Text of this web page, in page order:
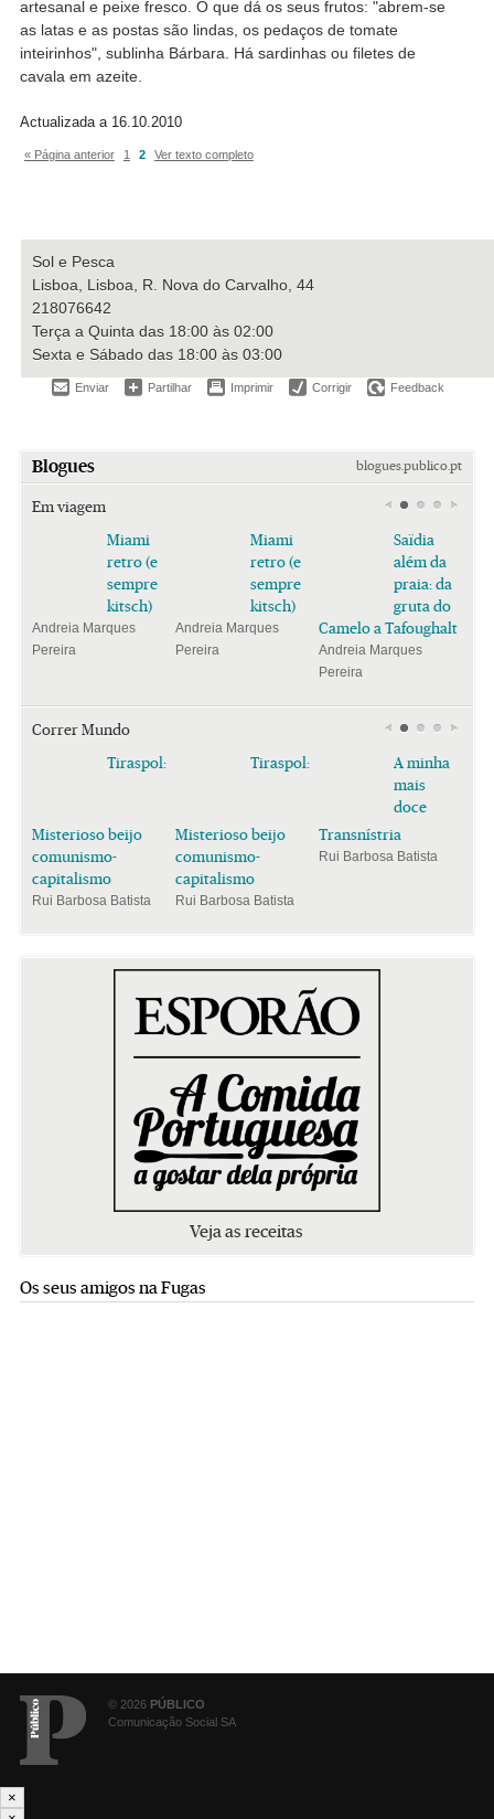
artesanal e peixe fresco. O que dá os seus frutos: "abrem-se
as latas e as postas são lindas, os pedaços de tomate
inteirinhos", sublinha Bárbara. Há sardinhas ou filetes de
cavala em azeite.
Actualizada a 16.10.2010
« Página anterior 1 2 Ver texto completo
Sol e Pesca
Lisboa, Lisboa, R. Nova do Carvalho, 44
218076642
Terça a Quinta das 18:00 às 02:00
Sexta e Sábado das 18:00 às 03:00
Enviar Partilhar Imprimir Corrigir Feedback
Blogues blogues.publico.pt
Em viagem
Miami
retro (e
sempre
kitsch)
Andreia Marques
Pereira
Miami
retro (e
sempre
kitsch)
Andreia Marques
Pereira
Saïdia
além da
praia: da
gruta do
Camelo a Tafoughalt
Andreia Marques
Pereira
Correr Mundo
Tiraspol:
Misterioso beijo
comunismo-
capitalismo
Rui Barbosa Batista
Tiraspol:
Misterioso beijo
comunismo-
capitalismo
Rui Barbosa Batista
A minha
mais
doce
Transnístria
Rui Barbosa Batista
Veja as receitas
Os seus amigos na Fugas
© 2026 PÚBLICO
Comunicação Social SA
×